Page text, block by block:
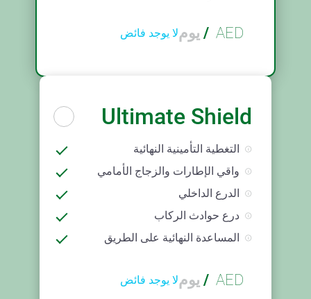
AED
/ يوملا يوجد فائض
Ultimate Shield
التغطية التأمينية النهائية
واقي الإطارات والزجاج الأمامي
الدرع الداخلي
درع حوادث الركاب
المساعدة النهائية على الطريق
AED
/ يوملا يوجد فائض